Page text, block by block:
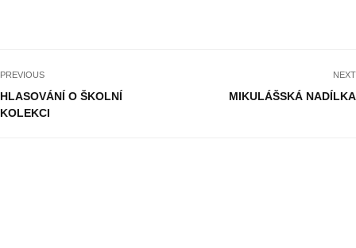
PREVIOUS
HLASOVÁNÍ O ŠKOLNÍ
KOLEKCI
NEXT
MIKULÁŠSKÁ NADÍLKA